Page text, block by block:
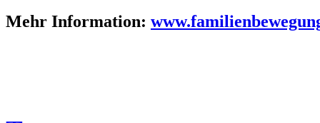
Mehr Information: